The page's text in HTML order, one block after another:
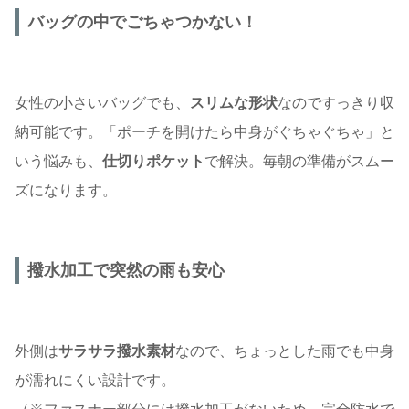
バッグの中でごちゃつかない！
女性の小さいバッグでも、 スリムな形状なのですっきり収
納可能です。「ポーチを開けたら中身がぐちゃぐちゃ」と
いう悩みも、 仕切りポケット で解決。毎朝の準備がスムー
ズになります。
撥水加工で突然の雨も安心
外側はサラサラ撥水素材なので、ちょっとした雨でも中身
が濡れにくい設計です。